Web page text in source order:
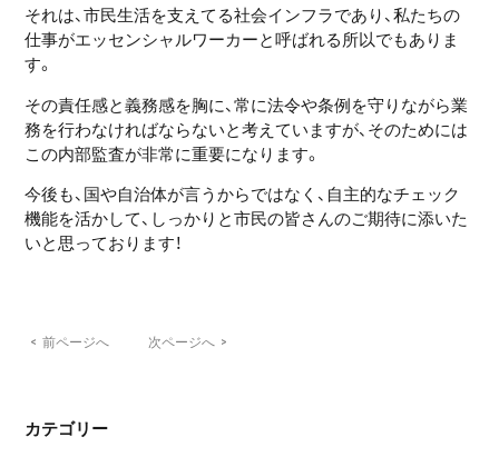
それは、市民生活を支えてる社会インフラであり、私たちの
仕事がエッセンシャルワーカーと呼ばれる所以でもありま
す。
その責任感と義務感を胸に、常に法令や条例を守りながら業
務を行わなければならないと考えていますが、そのためには
この内部監査が非常に重要になります。
今後も、国や自治体が言うからではなく、自主的なチェック
機能を活かして、しっかりと市民の皆さんのご期待に添いた
いと思っております！
< 前ページへ 次ページへ >
カテゴリー